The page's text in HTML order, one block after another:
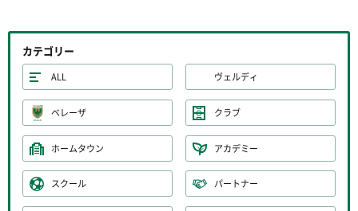
カテゴリー
ALL ヴェルディ
ベレーザ クラブ
ホームタウン アカデミー
スクール パートナー